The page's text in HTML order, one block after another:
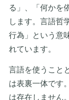
る」、「何かを
します。言語哲
行為」という意
れています。
言語を使うこと
は表裏一体です
は存在しません。